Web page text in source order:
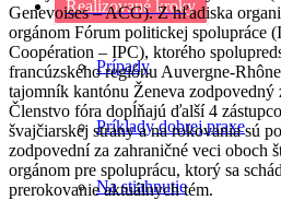
Realizované kroky
Prípady
Príklady dobrej praxe
Na stiahnutie
Genevoises – ACG). Z hľadiska
orgánom Fórum politickej spolupráce
Coopération – IPC), ktorého
francúzskeho regiónu Auvergne-
tajomník kantónu Ženeva zodpovedný
Členstvo fóra dopĺňajú ďalší 4
švajčiarskej strany a na rokovania sú
zodpovední za zahraničné veci oboch
orgánom pre spoluprácu, ktorý sa
prerokovanie aktuálnych tém.